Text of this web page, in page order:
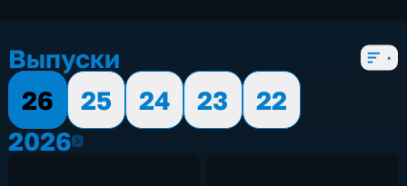
Выпуски
26
25 24 23
22
20262026